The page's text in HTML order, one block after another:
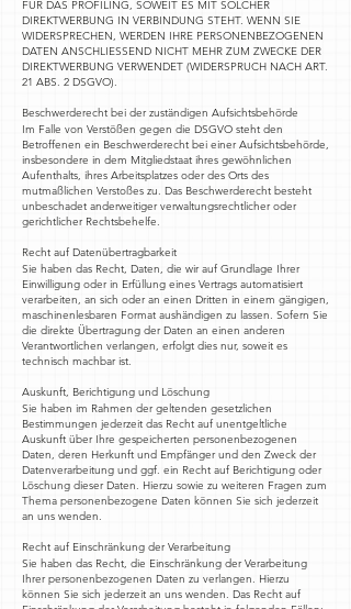
FÜR DAS PROFILING, SOWEIT ES MIT SOLCHER
DIREKTWERBUNG IN VERBINDUNG STEHT. WENN SIE
WIDERSPRECHEN, WERDEN IHRE PERSONENBEZOGENEN
DATEN ANSCHLIESSEND NICHT MEHR ZUM ZWECKE DER
DIREKTWERBUNG VERWENDET (WIDERSPRUCH NACH ART.
21 ABS. 2 DSGVO).
Beschwerderecht bei der zuständigen Aufsichtsbehörde
Im Falle von Verstößen gegen die DSGVO steht den
Betroffenen ein Beschwerderecht bei einer Aufsichtsbehörde,
insbesondere in dem Mitgliedstaat ihres gewöhnlichen
Aufenthalts, ihres Arbeitsplatzes oder des Orts des
mutmaßlichen Verstoßes zu. Das Beschwerderecht besteht
unbeschadet anderweitiger verwaltungsrechtlicher oder
gerichtlicher Rechtsbehelfe.
Recht auf Datenübertragbarkeit
Sie haben das Recht, Daten, die wir auf Grundlage Ihrer
Einwilligung oder in Erfüllung eines Vertrags automatisiert
verarbeiten, an sich oder an einen Dritten in einem gängigen,
maschinenlesbaren Format aushändigen zu lassen. Sofern Sie
die direkte Übertragung der Daten an einen anderen
Verantwortlichen verlangen, erfolgt dies nur, soweit es
technisch machbar ist.
Auskunft, Berichtigung und Löschung
Sie haben im Rahmen der geltenden gesetzlichen
Bestimmungen jederzeit das Recht auf unentgeltliche
Auskunft über Ihre gespeicherten personenbezogenen
Daten, deren Herkunft und Empfänger und den Zweck der
Datenverarbeitung und ggf. ein Recht auf Berichtigung oder
Löschung dieser Daten. Hierzu sowie zu weiteren Fragen zum
Thema personenbezogene Daten können Sie sich jederzeit
an uns wenden.
Recht auf Einschränkung der Verarbeitung
Sie haben das Recht, die Einschränkung der Verarbeitung
Ihrer personenbezogenen Daten zu verlangen. Hierzu
können Sie sich jederzeit an uns wenden. Das Recht auf